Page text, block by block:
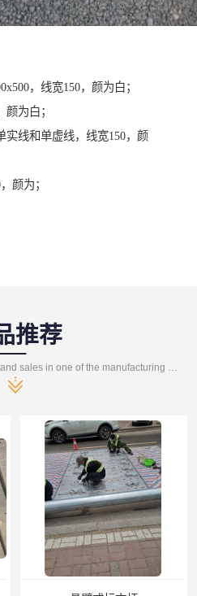
，线宽150，颜为白；
为白；
实线和单虚线，线宽150，颜
颜为；
推荐
Development, design, production and sales in one of the manufacturing enterprises